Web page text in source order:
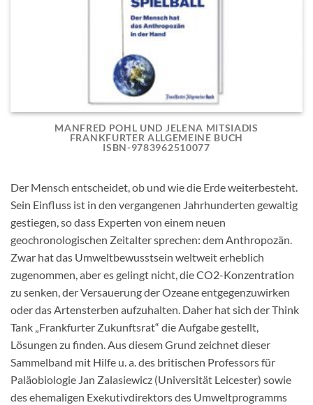
MANFRED POHL UND JELENA MITSIADIS
FRANKFURTER ALLGEMEINE BUCH
ISBN-9783962510077
Der Mensch entscheidet, ob und wie die Erde weiterbesteht.
Sein Einfluss ist in den vergangenen Jahrhunderten gewaltig
gestiegen, so dass Experten von einem neuen
geochronologischen Zeitalter sprechen: dem Anthropozän.
Zwar hat das Umweltbewusstsein weltweit erheblich
zugenommen, aber es gelingt nicht, die CO2-Konzentration
zu senken, der Versauerung der Ozeane entgegenzuwirken
oder das Artensterben aufzuhalten. Daher hat sich der Think
Tank „Frankfurter Zukunftsrat“ die Aufgabe gestellt,
Lösungen zu finden. Aus diesem Grund zeichnet dieser
Sammelband mit Hilfe u. a. des britischen Professors für
Paläobiologie Jan Zalasiewicz (Universität Leicester) sowie
des ehemaligen Exekutivdirektors des Umweltprogramms